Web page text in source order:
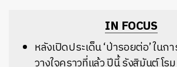
IN FOCUS
หลังเปิดประเด็น ‘ป่ารอยต่อ’ ในก
วางใจคราวที่แล้ว ปีนี้ รังสิมันต์ โร